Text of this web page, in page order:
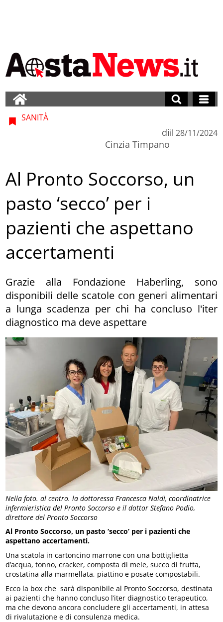
Nella foto. al centro. la dottoressa Francesca Naldi, coordinatrice
infermieristica del Pronto Soccorso e il dottor Stefano Podio,
direttore del Pronto Soccorso
SANITÀ
di
Cinzia Timpano
il 28/11/2024
Al Pronto Soccorso, un
pasto ‘secco’ per i
pazienti che aspettano
accertamenti
Grazie alla Fondazione Haberling, sono
disponibili delle scatole con generi alimentari
a lunga scadenza per chi ha concluso l'iter
diagnostico ma deve aspettare
Al Pronto Soccorso, un pasto ‘secco’ per i pazienti che
aspettano accertamenti.
Una scatola in cartoncino marrone con una bottiglietta
d’acqua, tonno, cracker, composta di mele, succo di frutta,
crostatina alla marmellata, piattino e posate compostabili.
Ecco la box che sarà disponibile al Pronto Soccorso, destinata
ai pazienti che hanno concluso l’iter diagnostico terapeutico,
ma che devono ancora concludere gli accertamenti, in attesa
di rivalutazione e di consulenza medica.